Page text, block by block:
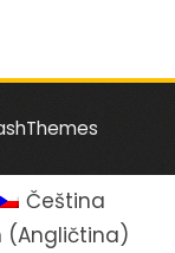
Čeština
(Angličtina)